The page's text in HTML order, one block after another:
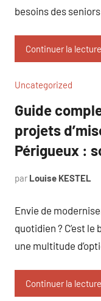
besoins des
Continuer la lecture
Uncategorized
Guide
projets
Périgueux :
par Louise KESTEL
Envie de
quotidien ? C’est
une multitude
Continuer la lecture